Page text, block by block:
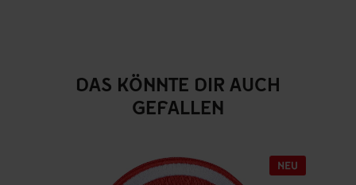
DAS KÖNNTE DIR AUCH
GEFALLEN